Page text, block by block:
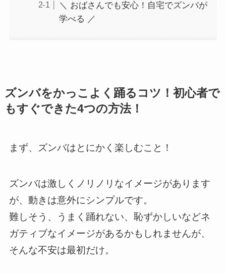
＼ おばさんでも安心！自宅でズンバが
学べる ／
ズンバをかっこよく踊るコツ！ 初心者で
もすぐできた4つの方法！
まず、ズンバはとにかく楽しむこと！
ズンバは激しくノリノリなイメージがあります
が、動きは意外にシンプルです。
難しそう、うまく踊れない、恥ずかしいなどネ
ガティブなイメージがあるかもしれませんが、
そんな不安は最初だけ。